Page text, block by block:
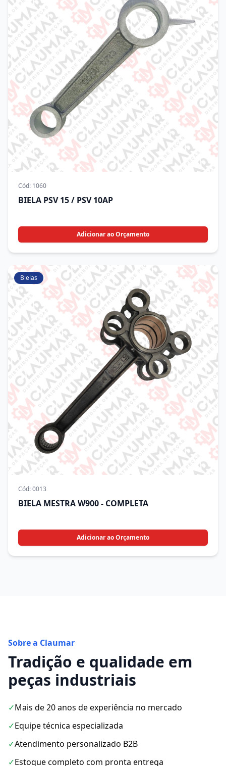
Cód: 1060
BIELA PSV 15 / PSV 10AP
Adicionar ao Orçamento
Bielas
Cód:0013
BIELA MESTRA W900 - COMPLETA
Adicionar ao Orçamento
Sobre a Claumar
Tradição e qualidade em
peças industriais
✓Mais de 20 anos de experiência no mercado
✓Equipe técnica especializada
✓Atendimento personalizado B2B
✓Estoque completo com pronta entrega